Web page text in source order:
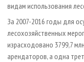
видам использования
За 2007-2016 годы для
лесохозяйственных
израсходовано 3799,7
арендаторов, а одна